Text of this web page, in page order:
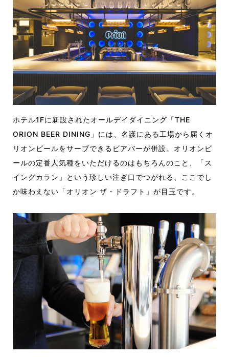
ホテル1Fに新設されたオールデイダイニング「THE
ORION BEER DINING」には、名護にある工場から届くオ
リオンビールをサーブできるビアバーが併設。オリオンビ
ールの定番人気種をいただけるのはもちろんのこと、「ス
イングカラン」という珍しい注ぎ口でつがれる、ここでし
か味わえない「オリオン ザ・ドラフト」が目玉です。